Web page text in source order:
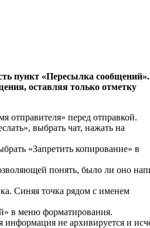
пункт «Пересылка
оставляя только отметку
отправителя» перед отправкой.
выбрать чат, нажать на
«Запретить копирование» в
понять, было ли оно
Синяя точка рядом с именем
в меню форматирования.
не архивируется и